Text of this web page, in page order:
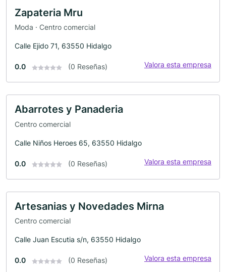
Zapateria Mru
Moda · Centro comercial
Calle Ejido 71, 63550 Hidalgo
0.0 (0 Reseñas) Valora esta empresa
Abarrotes y Panaderia
Centro comercial
Calle Niños Heroes 65, 63550 Hidalgo
0.0 (0 Reseñas) Valora esta empresa
Artesanias y Novedades Mirna
Centro comercial
Calle Juan Escutia s/n, 63550 Hidalgo
0.0 (0 Reseñas) Valora esta empresa